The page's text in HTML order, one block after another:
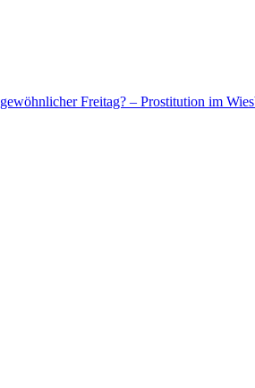
Freitag? – Prostitution im